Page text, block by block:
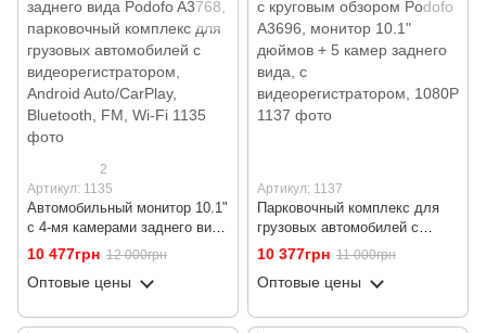
2
Артикул: 1135
Автомобильный монитор 10.1"
с 4-мя камерами заднего вида
Podofo A3768, парковочный
комплекс для грузовых
автомобилей с
Auto/CarPlay, Bluetooth, FM,
10 477грн 12 000грн
Оптовые цены
Артикул: 1137
Парковочный комплекс для
грузовых автомобилей с
круговым обзором Podofo
A3696, монитор 10.1" дюймов
+ 5 камер заднего вида, с
10 377грн 11 000грн
Оптовые цены